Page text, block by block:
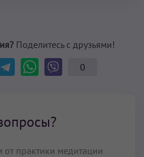
Поделитесь с друзьями!
0
практики медитации